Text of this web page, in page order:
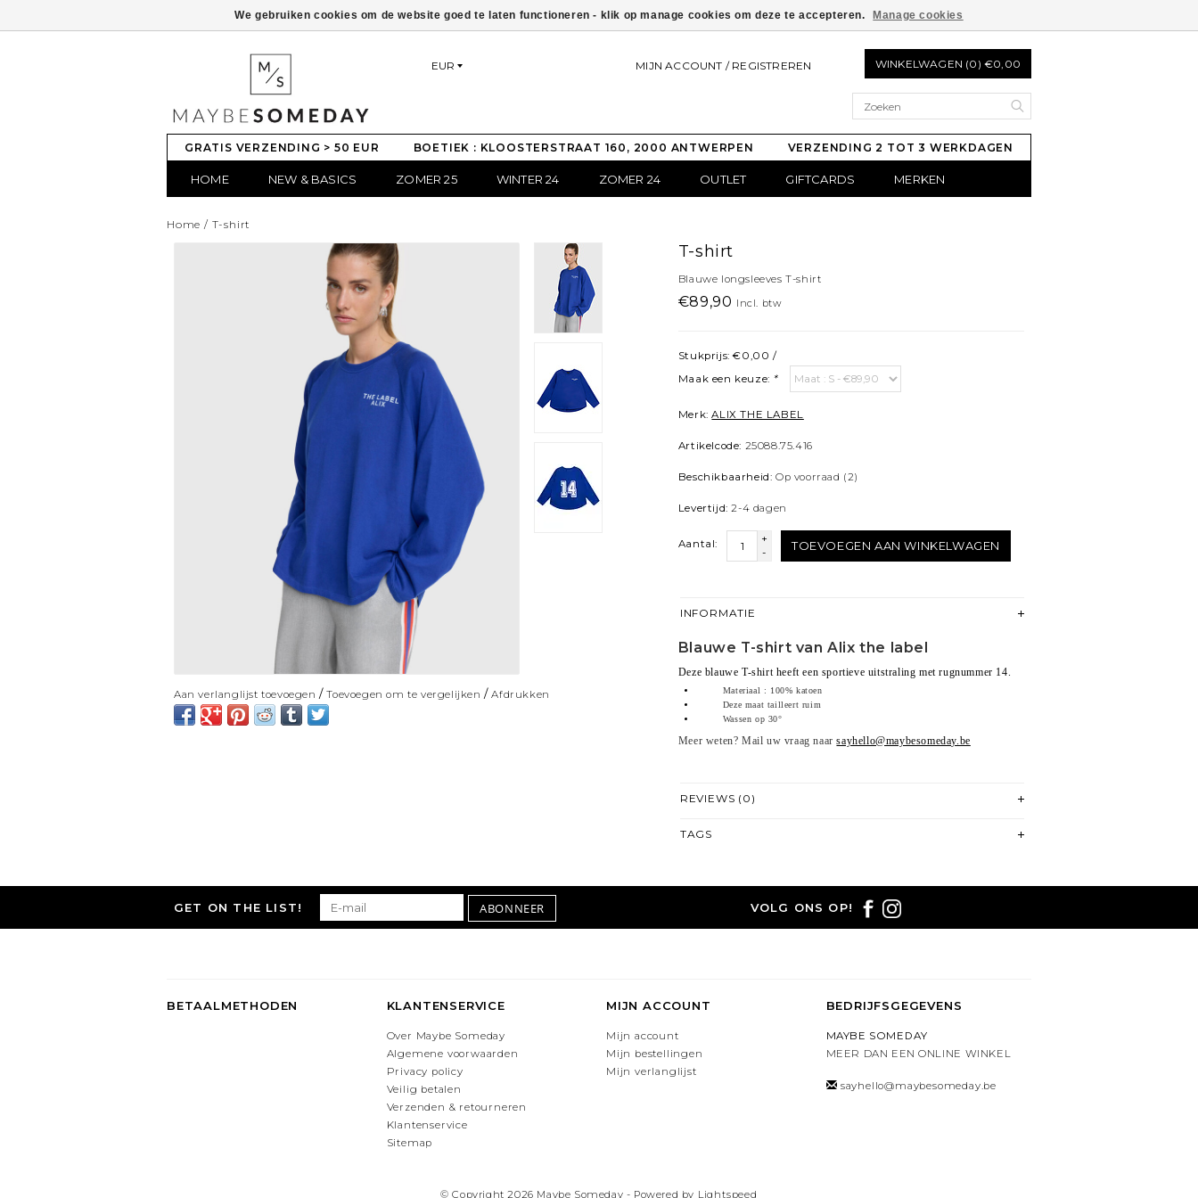
EUR MIJN ACCOUNT / REGISTREREN WINKELWAGEN (0) €0,00
GRATIS VERZENDING > 50 EUR BOETIEK : KLOOSTERSTRAAT 160, 2000 ANTWERPEN VERZENDING 2 TOT 3 WERKDAGEN
HOME NEW & BASICS ZOMER 25 WINTER 24 ZOMER 24 OUTLET GIFTCARDS MERKEN
Home / T-shirt
Aan verlanglijst toevoegen /Toevoegen om te vergelijken /Afdrukken
T-shirt
Blauwe longsleeves T-shirt
€89,90 Incl. btw
Stukprijs: €0,00 /
Maak een keuze: *
Merk: ALIX THE LABEL
Artikelcode: 25088.75.416
Beschikbaarheid: Op voorraad (2)
Levertijd: 2-4 dagen
Aantal:
+
-
TOEVOEGEN AAN WINKELWAGEN
INFORMATIE
Blauwe T-shirt van Alix the label
Deze blauwe T-shirt heeft een sportieve uitstraling met rugnummer 14.
Materiaal : 100% katoen
Deze maat tailleert ruim
Wassen op 30°
Meer weten? Mail uw vraag naarsayhello@maybesomeday.be
REVIEWS (0)
TAGS
We gebruiken cookies om de website goed te laten functioneren - klik op manage cookies om deze te accepteren. Manage cookies
GET ON THE LIST! ABONNEER VOLG ONS OP!
BETAALMETHODEN KLANTENSERVICE
Over Maybe Someday
Algemene voorwaarden
Privacy policy
Veilig betalen
Verzenden & retourneren
Klantenservice
Sitemap
MIJN ACCOUNT
Mijn account
Mijn bestellingen
Mijn verlanglijst
BEDRIJFSGEGEVENS
MAYBE SOMEDAY
MEER DAN EEN ONLINE WINKEL
sayhello@maybesomeday.be
© Copyright 2026 Maybe Someday - Powered by Lightspeed